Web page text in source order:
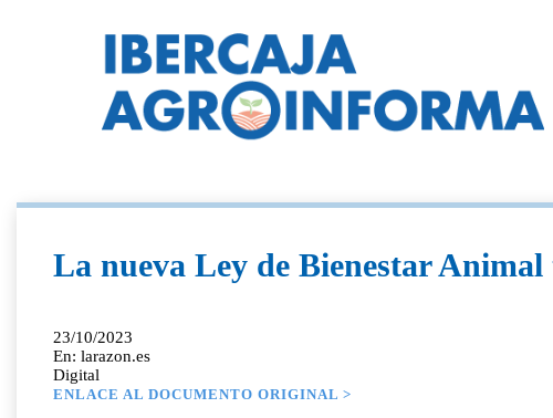
La nueva Ley de Bienestar
23/10/2023
En: larazon.es
Digital
ENLACE AL DOCUMENTO ORIGINAL >